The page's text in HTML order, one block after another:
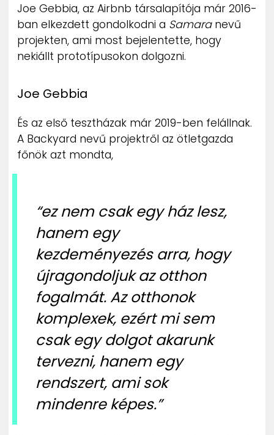
Joe Gebbia, az Airbnb társalapítója már 2016-
ban elkezdett gondolkodni a Samaranevű
projekten, ami most bejelentette, hogy
nekiállt prototípusokon dolgozni.
Joe Gebbia
És az első tesztházak már 2019-ben felállnak.
A Backyard nevű projektről az ötletgazda
főnök azt mondta,
“ez nem csak egy ház lesz,
hanem egy
kezdeményezés arra, hogy
újragondoljuk az otthon
fogalmát. Az otthonok
komplexek, ezért mi sem
csak egy dolgot akarunk
tervezni, hanem egy
rendszert, ami sok
mindenre képes.”